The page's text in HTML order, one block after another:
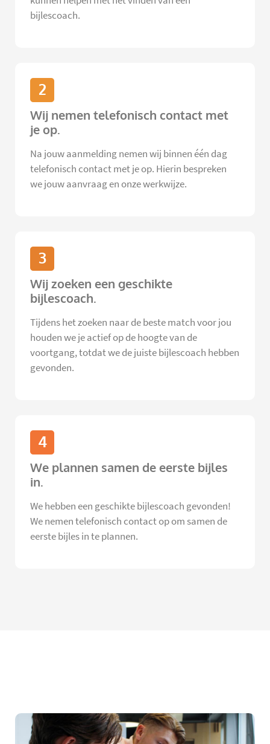
bijlescoach.
2
Wij nemen telefonisch contact met
je op.
Na jouw aanmelding nemen wij binnen één dag
telefonisch contact met je op. Hierin bespreken
we jouw aanvraag en onze werkwijze.
3
Wij zoeken een geschikte
bijlescoach.
Tijdens het zoeken naar de beste match voor jou
houden we je actief op de hoogte van de
voortgang, totdat we de juiste bijlescoach hebben
gevonden.
4
We plannen samen de eerste bijles
in.
We hebben een geschikte bijlescoach gevonden!
We nemen telefonisch contact op om samen de
eerste bijles in te plannen.